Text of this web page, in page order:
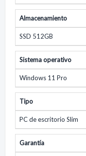
Almacenamiento
SSD 512GB
Sistema operativo
Windows 11 Pro
Tipo
PC de escritorio Slim
Garantía